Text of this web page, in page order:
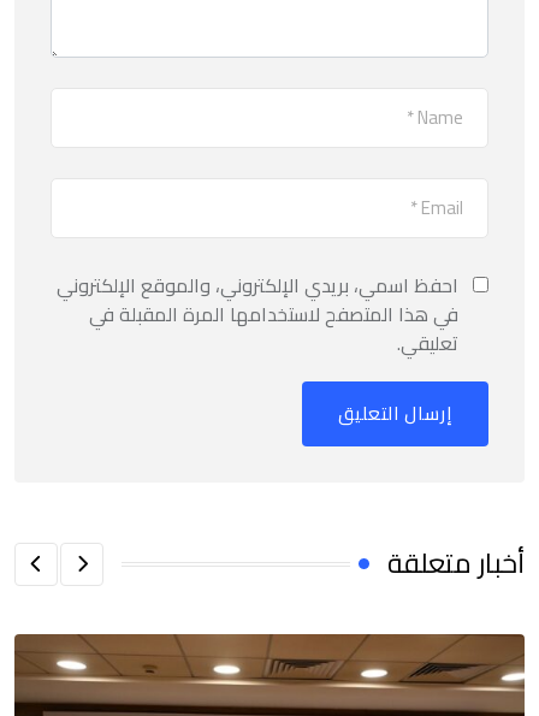
احفظ اسمي، بريدي الإلكتروني، والموقع الإلكتروني
في هذا المتصفح لاستخدامها المرة المقبلة في
تعليقي.
أخبار متعلقة